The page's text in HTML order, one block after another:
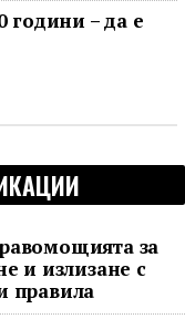
години – да е
за
и излизане с
правила